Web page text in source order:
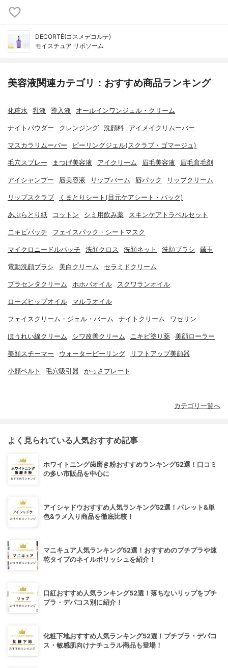
DECORTÉ(コスメデコルテ)
モイスチュア リポソーム
美容液関連カテゴリ：おすすめ商品ランキング
化粧水 乳液 導入液 オールインワンジェル・クリーム
ナイトパウダー クレンジング 洗顔料 アイメイクリムーバー
マスカラリムーバー ピーリングジェル(スクラブ・ゴマージュ)
毛穴スプレー まつげ美容液 アイクリーム 眉毛美容液 眉毛育毛剤
アイシャンプー 唇美容液 リップバーム 唇パック リップクリーム
リップスクラブ くまとりシート(目元ケアシート・パック)
あぶらとり紙 コットン シミ用飲み薬 スキンケアトラベルセット
ニキビパッチ フェイスパック・シートマスク
マイクロニードルパッチ 洗顔クロス 洗顔ネット 洗顔ブラシ 繭玉
電動洗顔ブラシ 美白クリーム セラミドクリーム
プラセンタクリーム ホホバオイル スクワランオイル
ローズヒップオイル マルラオイル
フェイスクリーム・ジェル・バーム ナイトクリーム ワセリン
ほうれい線クリーム シワ改善クリーム ニキビ塗り薬 美顔ローラー
美顔スチーマー ウォーターピーリング リフトアップ美顔器
小顔ベルト 毛穴吸引器 かっさプレート
カテゴリ一覧へ
よく見られている人気おすすめ記事
ホワイトニング歯磨き粉おすすめランキング52選！口コミ
の多い市販品を中心に
アイシャドウおすすめ人気ランキング52選！パレット&単
色&ラメ入り商品を徹底比較！
マニキュア人気ランキング52選！おすすめのプチプラや速
乾タイプのネイルポリッシュを紹介！
口紅おすすめ人気ランキング52選！落ちないリップをプチ
プラ・デパコス別に紹介！
化粧下地おすすめ人気ランキング52選！プチプラ・デパコ
ス・敏感肌向けナチュラル商品も登場！